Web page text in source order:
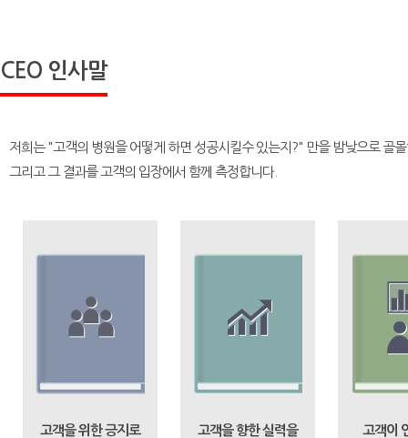
CEO 인사말
저희는 "고객의 병원을 어떻게 하면 성공시킬수 있는지?" 만을 밤낮으로 골
그리고 그 결과를 고객의 입장에서 함께 측정합니다.
고객을 위한 긍지로
고객을 향한 실력을
고객이